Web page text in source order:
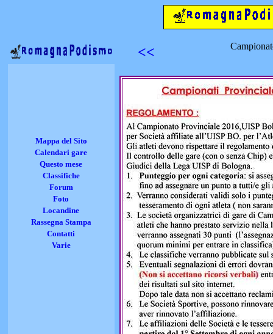
<<
Mappa del Sito
Calendari gare
Questo mese
Classifiche
Forum
Foto
Locandine
Rassegna Stampa
Contatti
Varie